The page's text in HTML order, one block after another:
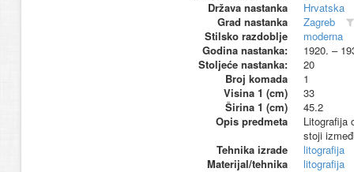
Država nastanka
Hrvatska
Grad nastanka
Zagreb
Stilsko razdoblje
moderna
Godina nastanka:
1920. –
Stoljeće nastanka:
20
Broj komada
1
Visina 1 (cm)
33
Širina 1 (cm)
45.2
Opis predmeta
Litografija
stoji
Tehnika izrade
litografija
Materijal/tehnika
litografija